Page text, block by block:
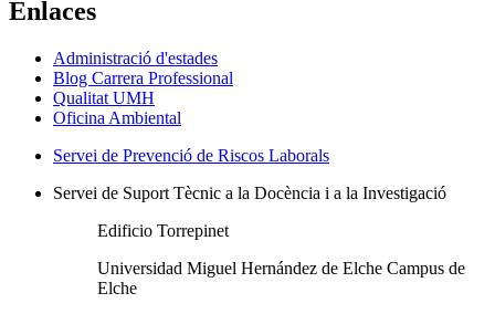
Enlaces
Administració d'estades
Blog Carrera Professional
Qualitat UMH
Oficina Ambiental
Servei de Prevenció de Riscos Laborals
Servei de Suport Tècnic a la Docència i a la Investigació
Edificio Torrepinet
Universidad Miguel Hernández de Elche Campus de
Elche